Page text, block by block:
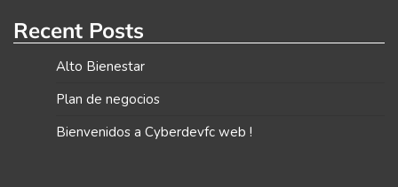
Recent Posts
Alto Bienestar
Plan de negocios
Bienvenidos a Cyberdevfc web !